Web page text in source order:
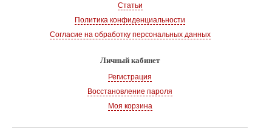
Статьи
Политика конфиденциальности
Согласие на обработку персональных данных
Личный кабинет
Регистрация
Восстановление пароля
Моя корзина